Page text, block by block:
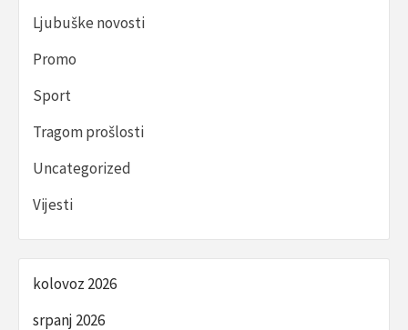
Ljubuške novosti
Promo
Sport
Tragom prošlosti
Uncategorized
Vijesti
kolovoz 2026
srpanj 2026